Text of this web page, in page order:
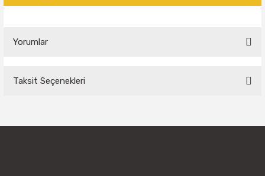
Yorumlar
Yorum Yaz
Taksit Seçenekleri